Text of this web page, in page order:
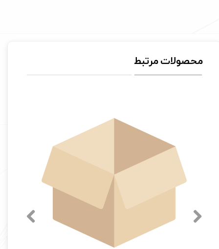
محصولات مرتبط